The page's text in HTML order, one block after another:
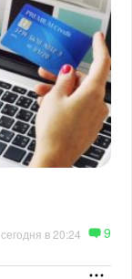
сегодня в 20:24 9